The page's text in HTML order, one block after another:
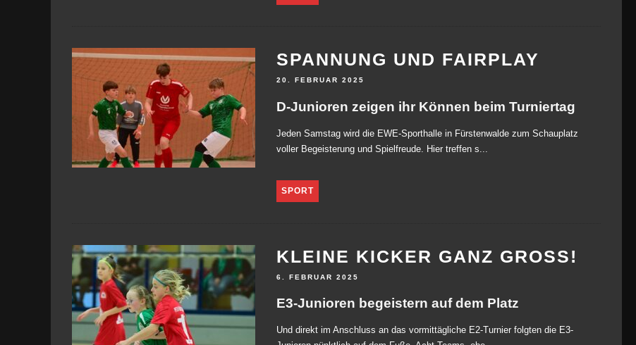
SPANNUNG UND FAIRPLAY
20. FEBRUAR 2025
D-Junioren zeigen ihr Können beim Turniertag
Jeden Samstag wird die EWE-Sporthalle in Fürstenwalde zum Schauplatz
voller Begeisterung und Spielfreude. Hier treffen s...
SPORT
KLEINE KICKER GANZ GROSS!
6. FEBRUAR 2025
E3-Junioren begeistern auf dem Platz
Und direkt im Anschluss an das vormittägliche E2-Turnier folgten die E3-